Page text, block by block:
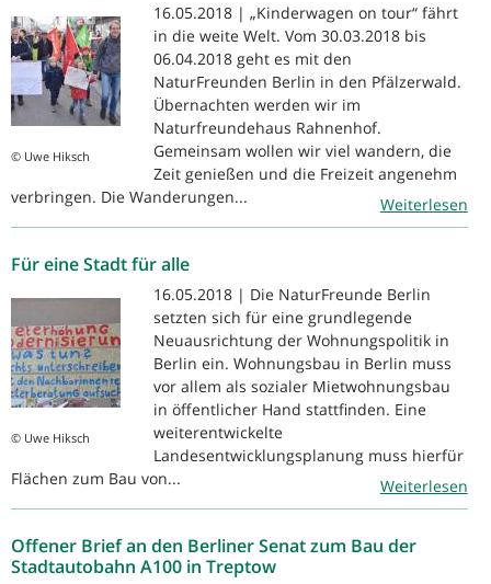
© Uwe Hiksch
16.05.2018 | „Kinderwagen on tour“ fährt
in die weite Welt. Vom 30.03.2018 bis
06.04.2018 geht es mit den
NaturFreunden Berlin in den Pfälzerwald.
Übernachten werden wir im
Naturfreundehaus Rahnenhof.
Gemeinsam wollen wir viel wandern, die
Zeit genießen und die Freizeit angenehm
verbringen. Die Wanderungen...
Weiterlesen
Für eine Stadt für alle
© Uwe Hiksch
16.05.2018 | Die NaturFreunde Berlin
setzten sich für eine grundlegende
Neuausrichtung der Wohnungspolitik in
Berlin ein. Wohnungsbau in Berlin muss
vor allem als sozialer Mietwohnungsbau
in öffentlicher Hand stattfinden. Eine
weiterentwickelte
Landesentwicklungsplanung muss hierfür
Flächen zum Bau von...
Weiterlesen
Offener Brief an den Berliner Senat zum Bau der
Stadtautobahn A100 in Treptow